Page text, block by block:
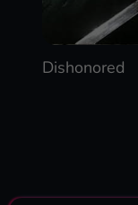
Dishonored